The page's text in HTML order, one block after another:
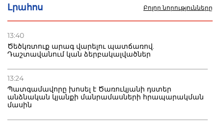
Լրահոս Բոլոր նորությունները
13:40
Ծեծկռտուք արագ վարելու պատճառով.
Դաշտավանում կան ձերբակալվածներ
13:24
Պատգամավորը խոսել է Ծառուկյանի դստեր
անձնական կյանքի մանրամասների հրապարակման
մասին
30.07.2026
Ռուսական շուկայի ճգնաժամը՝ շանս. վարչապետը
ոլորտի արդիականացման կոչ է անում
30.07.2026
Ձկնաբույծներին կտրվի 450 մլն դրամ.
27.07.2026
Բաքվու հայ գերու վիճակը վատթարացել է. ընտանիքը